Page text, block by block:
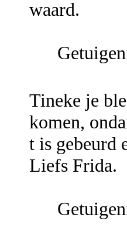
waard.
Tineke je
komen,
t is gebeurd
Liefs Frida.